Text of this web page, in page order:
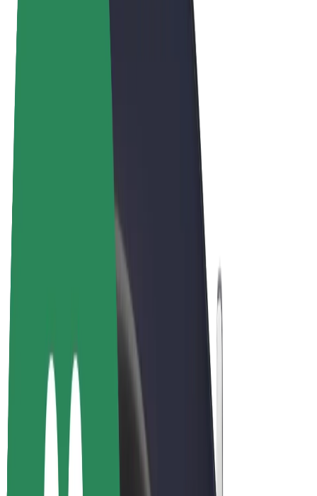
© 2026 Bolt Technology OÜ
Câștiguri șofer partener
Curieri
Câștiguri curier
Comercianți Bolt Food
Flote
Francize